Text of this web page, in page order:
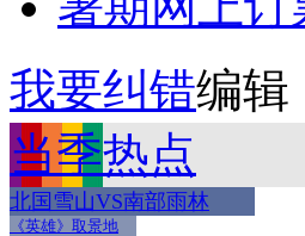
我要纠错编辑
当季热点
北国雪山VS南部雨林
《英雄》取景地